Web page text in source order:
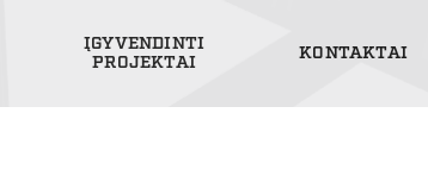
ĮGYVENDINTI
PROJEKTAI
KONTAKTAI